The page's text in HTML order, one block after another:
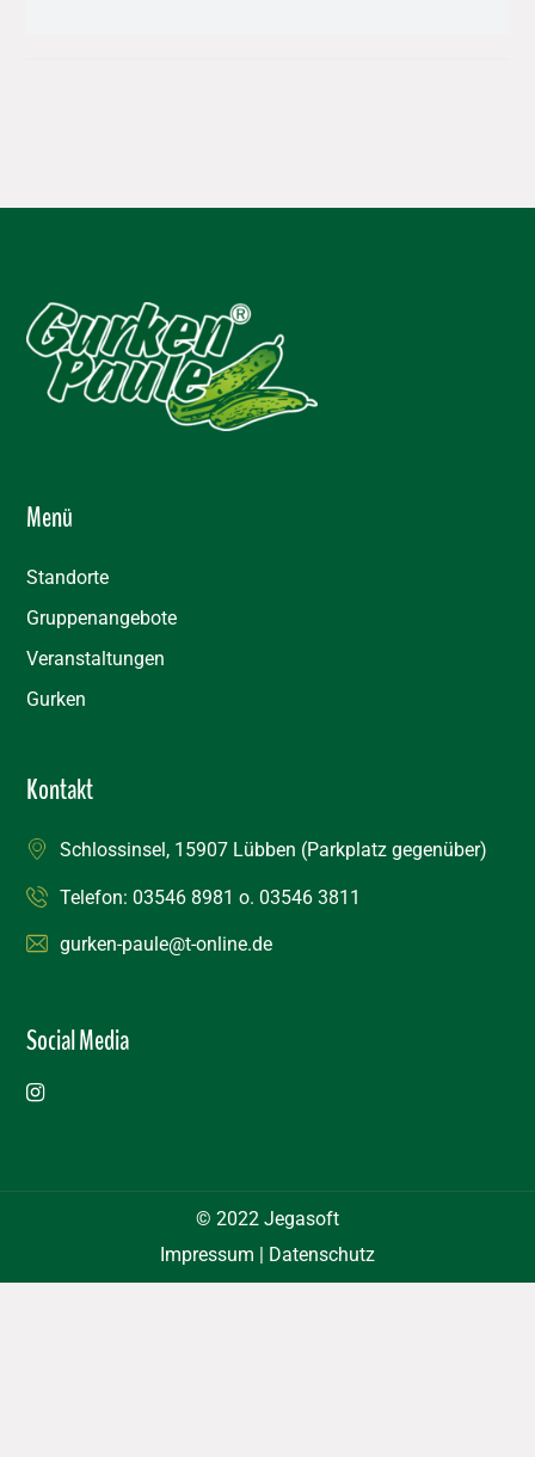
Menü
Standorte
Gruppenangebote
Veranstaltungen
Gurken
Kontakt
Schlossinsel, 15907 Lübben (Parkplatz gegenüber)
Telefon:03546 8981 o.03546 3811
gurken-paule@t-online.de
Social Media
© 2022 Jegasoft
Impressum | Datenschutz